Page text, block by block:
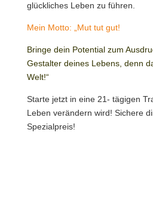
glückliches Leben zu führen.
Mein Motto: „Mut tut gut!
Bringe dein Potential zum
Gestalter deines Lebens, denn
Welt!“
Starte jetzt in eine 21- tägigen
Leben verändern wird! Sichere
Spezialpreis!